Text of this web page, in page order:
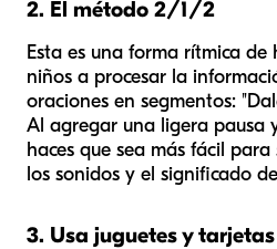
2. El método 2/1/2
Esta es una forma rítmica
niños a procesar la
oraciones en segmentos:
Al agregar una ligera pausa
haces que sea más fácil
los sonidos y el significado
3. Usa juguetes y